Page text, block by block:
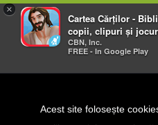
×
Cartea Cărților -
copii, clipuri și
CBN, Inc.
FREE - In Google Play
Acest site folosește